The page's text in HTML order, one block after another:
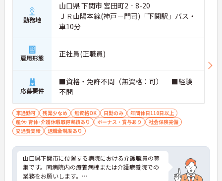
勤務地
山口県 下関市 宮田町2‐8-20
ＪＲ山陽本線(神戸－門司)「下関駅」バス・
車10分
雇用形態 正社員(正職員)
応募要件
■資格・免許不問（無資格：可） ■経験
不問
車通勤可 残業少なめ 無資格OK 日勤のみ
年間休日110日以上
産休･育休･介護休暇取得実績あり
ボーナス・賞与あり
社会保険完備
交通費支給
退職金制度あり
山口県下関市に位置する病院における介護職員の募
集です。同病院内の療養病棟または介護療養院での
業務をお願いします。